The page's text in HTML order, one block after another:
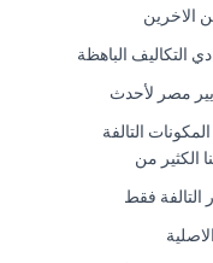
الاخرين
التكاليف الباهظة
مصر لأحدث
التالفة
الكثير من
التالفة فقط